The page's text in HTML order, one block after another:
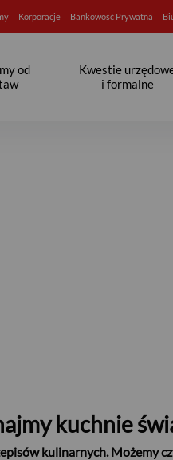
Korporacje Bankowość Prywatna
od
Kwestie
i formalne
kuchnie
kulinarnych. Możemy